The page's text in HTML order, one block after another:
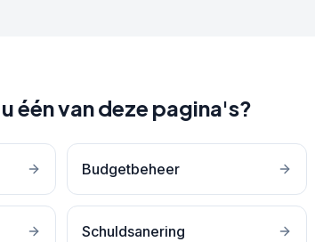
één van deze pagina's?
Budgetbeheer
Schuldsanering